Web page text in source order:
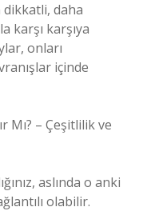
dikkatli, daha
karşı karşıya
onları
içinde
Mı? – Çeşitlilik ve
aslında o anki
olabilir.